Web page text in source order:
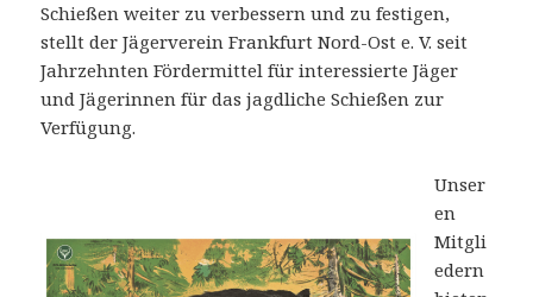
Schießen weiter zu verbessern und zu festigen,
stellt der Jägerverein Frankfurt Nord-Ost e. V. seit
Jahrzehnten Fördermittel für interessierte Jäger
und Jägerinnen für das jagdliche Schießen zur
Verfügung.
Unser
en
Mitgli
edern